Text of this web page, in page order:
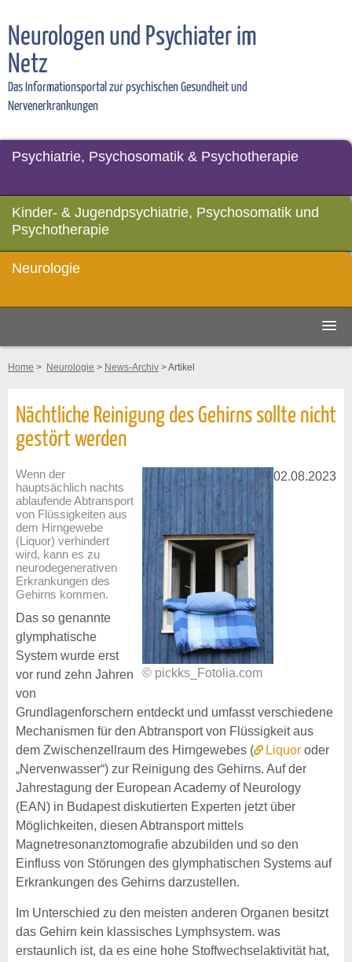
Neurologen und Psychiater im
Netz
Das Informationsportal zur psychischen Gesundheit und
Nervenerkrankungen
Psychiatrie, Psychosomatik & Psychotherapie
Kinder- & Jugendpsychiatrie, Psychosomatik und
Psychotherapie
Neurologie
Home > Neurologie > News-Archiv > Artikel
Nächtliche Reinigung des Gehirns sollte nicht
gestört werden
02.08.2023
© pickks_Fotolia.com
Wenn der
hauptsächlich nachts
ablaufende Abtransport
von Flüssigkeiten aus
dem Hirngewebe
(Liquor) verhindert
wird, kann es zu
neurodegenerativen
Erkrankungen des
Gehirns kommen.
Das so genannte
glymphatische
System wurde erst
vor rund zehn Jahren
von
Grundlagenforschern entdeckt und umfasst verschiedene
Mechanismen für den Abtransport von Flüssigkeit aus
dem Zwischenzellraum des Hirngewebes (
Liquor oder
„Nervenwasser“) zur Reinigung des Gehirns. Auf der
Jahrestagung der European Academy of Neurology
(EAN) in Budapest diskutierten Experten jetzt über
Möglichkeiten, diesen Abtransport mittels
Magnetresonanztomografie abzubilden und so den
Einfluss von Störungen des glymphatischen Systems auf
Erkrankungen des Gehirns darzustellen.
Im Unterschied zu den meisten anderen Organen besitzt
das Gehirn kein klassisches Lymphsystem. was
erstaunlich ist, da es eine hohe Stoffwechselaktivität hat,